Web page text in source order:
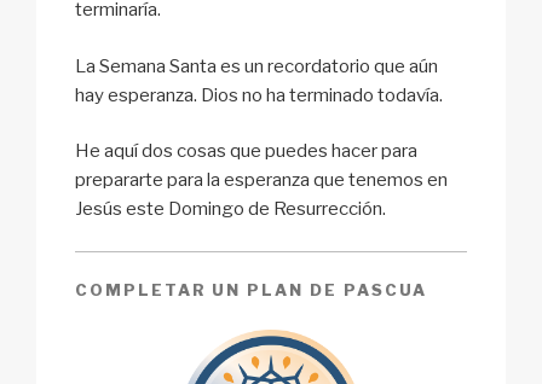
terminaría.
La Semana Santa es un recordatorio que aún
hay esperanza. Dios no ha terminado todavía.
He aquí dos cosas que puedes hacer para
prepararte para la esperanza que tenemos en
Jesús este Domingo de Resurrección.
COMPLETAR UN PLAN DE PASCUA